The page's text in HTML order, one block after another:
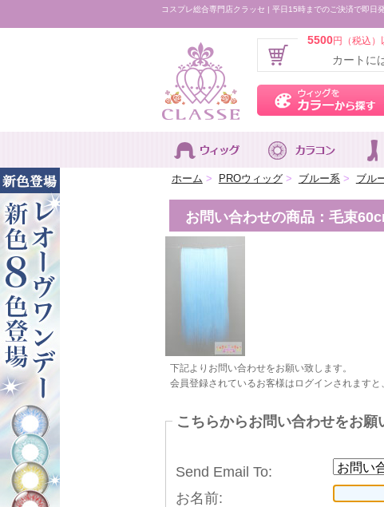
コスプレ総合専門店クラッセ | 平日15時までのご決済で即日
5500円（税込
カートに
ホーム > PROウィッグ > ブルー系 > ブル
お問い合わせの商品：毛束
下記よりお問い合わせをお願い致します。
会員登録されているお客様はログインされます
こちらからお問い合わせをお願
Send Email To:
お名前: